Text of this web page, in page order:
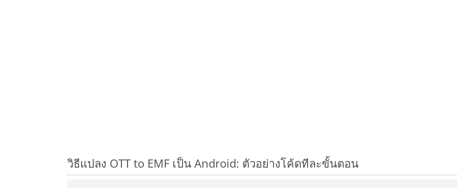
วิธีแปลง OTT to EMF เป็น Android: ตัวอย่างโค้ดทีละขั้นตอน